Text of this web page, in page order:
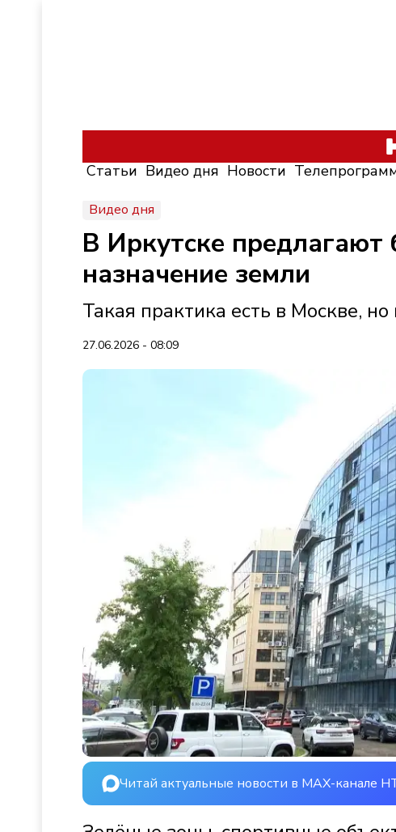
Статьи Видео дня Новости
Видео дня
В Иркутске предлагают
назначение земли
Такая практика есть в Москве,
27.06.2026 - 08:09
Читай актуальные новости в MAX-канале